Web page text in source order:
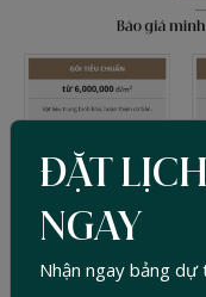
Ba gói linh
ĐẶT LỊCH
NGAY
Nhận ngay bảng dự